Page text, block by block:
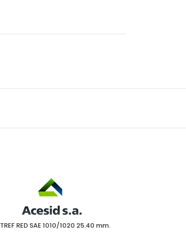
TREF RED SAE 1010/1020 25.40 mm.